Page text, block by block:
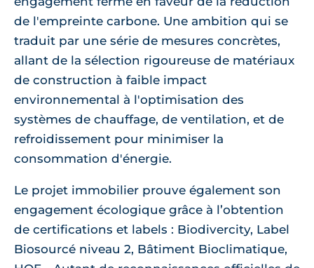
de l'empreinte carbone. Une ambition qui se
traduit par une série de mesures concrètes,
allant de la sélection rigoureuse de matériaux
de construction à faible impact
environnemental à l'optimisation des
systèmes de chauffage, de ventilation, et de
refroidissement pour minimiser la
consommation d'énergie.
Le projet immobilier prouve également son
engagement écologique grâce à l’obtention
de certifications et labels : Biodivercity, Label
Biosourcé niveau 2, Bâtiment Bioclimatique,